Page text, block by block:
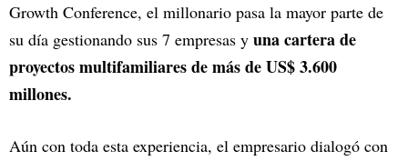
Growth Conference, el millonario pasa la mayor parte de
su día gestionando sus 7 empresas y una cartera de
proyectos multifamiliares de más de US$ 3.600
millones.
Aún con toda esta experiencia, el empresario dialogó con